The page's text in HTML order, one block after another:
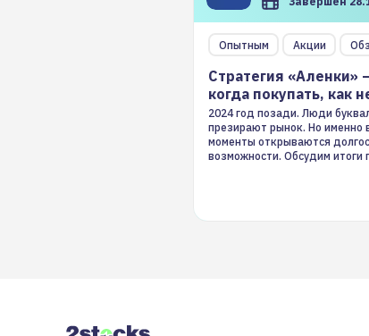
Опытным Акции
Стратегия «Аленки»
когда покупать, как
2024 год позади. Люди
презирают рынок. Но именно
моменты открываются
возможности. Обсудим итоги